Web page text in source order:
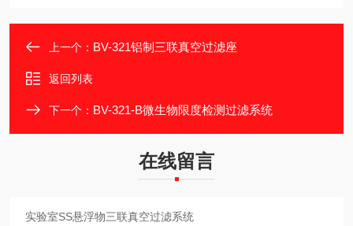
上一个： BV-321铝制三联真空过滤座
返回列表
下一个： BV-321-B微生物限度检测过滤系统
在线留言